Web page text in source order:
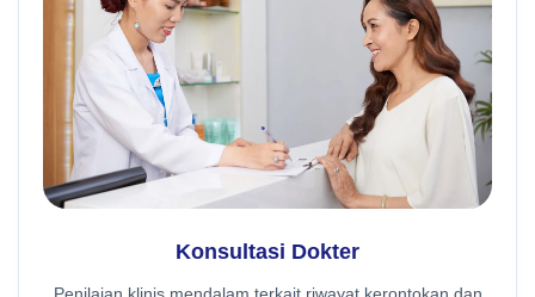
Konsultasi Dokter